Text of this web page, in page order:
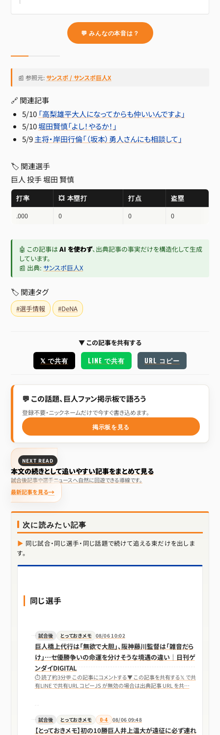
💬 みんなの本音は？
📰 参照元:サンスポ / サンスポ巨人X
🔗 関連記事
5/10 「高梨雄平大人になってからも仲いいんですよ」
5/10堀田賢慎「よし！やるか！」
5/9主将・岸田行倫「（坂本）勇人さんにも相談して」
🏷 関連選手
巨人 投手堀田 賢慎
打率 💥 本塁打 打点
盗塁
.000
0 0 0
🤖 この記事はAI を使わず、出典記事の事実だけを構造化して生成
しています。
📰 出典: サンスポ巨人X
🏷 関連タグ
#選手情報 #DeNA
▼ この記事を共有する
𝕏 で共有 LINE で共有 URL コピー
💬 この話題、巨人ファン掲示板で語ろう
登録不要・ニックネームだけで今すぐ書き込めます。
掲示板を見る
NEXT READ
本文の続きとして追いやすい記事をまとめて見る
試合後記事や選手ニュースへ自然に回遊できる導線です。
最新記事を見る
次に読みたい記事
同じ試合・同じ選手・同じ話題で続けて追える束だけを出しま
す。
同じ選手
試合後 とっておきメモ 08/06 10:02
巨人橋上代行は「無欲で大胆」、阪神藤川監督は「雑音だら
け」…セ優勝争いの命運を分けそうな境遇の違い｜日刊ゲ
ンダイDIGITAL
⏱ 読了約3分💬 この記事にコメントする▼ この記事を共有する𝕏 で共
有LINE で共有URL コピーJS が無効の場合は出典記事 URL を共…
試合後 とっておきメモ 0-4 08/06 09:48
【とっておきメモ】初の10勝巨人井上温大が遠征に必ず連れ